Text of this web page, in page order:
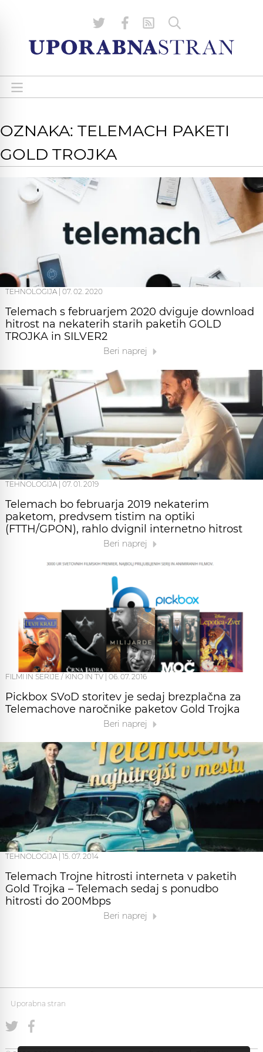
OZNAKA: TELEMACH PAKETI
GOLD TROJKA
TEHNOLOGIJA 07. 02. 2020
Telemach s februarjem 2020 dviguje download
hitrost na nekaterih starih paketih GOLD
TROJKA in SILVER2
Beri naprej
TEHNOLOGIJA 07. 01. 2019
Telemach bo februarja 2019 nekaterim
paketom, predvsem tistim na optiki
(FTTH/GPON), rahlo dvignil internetno hitrost
Beri naprej
FILMI IN SERIJE / KINO IN TV | 06. 07. 2016
Pickbox SVoD storitev je sedaj brezplačna za
Telemachove naročnike paketov Gold Trojka
Beri naprej
TEHNOLOGIJA 15. 07. 2014
Telemach Trojne hitrosti interneta v paketih
Gold Trojka – Telemach sedaj s ponudbo
hitrosti do 200Mbps
Beri naprej
Uporabna stran